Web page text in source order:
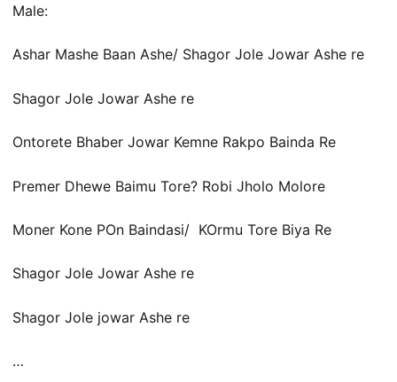
Male:
Ashar Mashe Baan Ashe/ Shagor Jole Jowar Ashe re
Shagor Jole Jowar Ashe re
Ontorete Bhaber Jowar Kemne Rakpo Bainda Re
Premer Dhewe Baimu Tore? Robi Jholo Molore
Moner Kone POn Baindasi/ KOrmu Tore Biya Re
Shagor Jole Jowar Ashe re
Shagor Jole jowar Ashe re
…